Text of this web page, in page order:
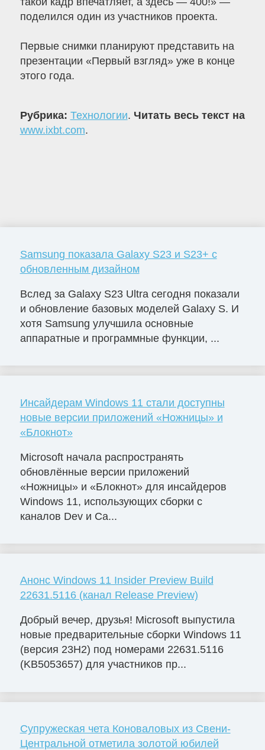
поделился один из участников проекта.
Первые снимки планируют представить на
презентации «Первый взгляд» уже в конце
этого года.
Рубрика: Технологии. Читать весь текст на
www.ixbt.com.
Samsung показала Galaxy S23 и S23+ с
обновленным дизайном
Вслед за Galaxy S23 Ultra сегодня показали
и обновление базовых моделей Galaxy S. И
хотя Samsung улучшила основные
аппаратные и программные функции, ...
Инсайдерам Windows 11 стали доступны
новые версии приложений «Ножницы» и
«Блокнот»
Microsoft начала распространять
обновлённые версии приложений
«Ножницы» и «Блокнот» для инсайдеров
Windows 11, использующих сборки с
каналов Dev и Ca...
Анонс Windows 11 Insider Preview Build
22631.5116 (канал Release Preview)
Добрый вечер, друзья! Microsoft выпустила
новые предварительные сборки Windows 11
(версия 23H2) под номерами 22631.5116
(KB5053657) для участников пр...
Супружеская чета Коноваловых из Свени-
Центральной отметила золотой юбилей